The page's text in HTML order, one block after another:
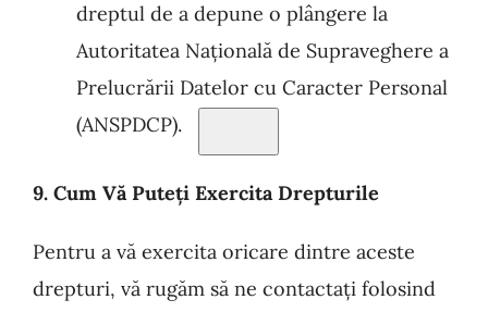
dreptul de a depune o plângere la
Autoritatea Națională de Supraveghere a
Prelucrării Datelor cu Caracter Personal
(ANSPDCP).
9. Cum Vă Puteți Exercita Drepturile
Pentru a vă exercita oricare dintre aceste
drepturi, vă rugăm să ne contactați folosind